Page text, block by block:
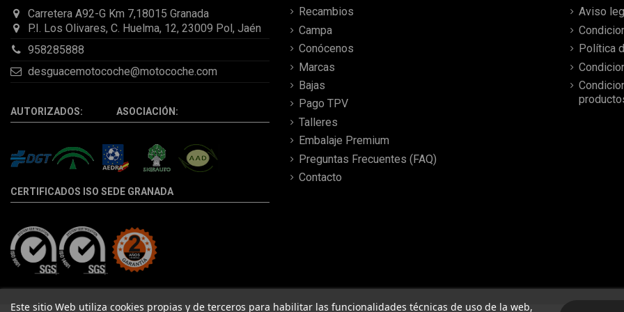
Carretera A92-G Km 7,18015 Granada
P.I. Los Olivares, C. Huelma, 12, 23009 Pol, Jaén
958285888
desguacemotocoche@motocoche.com
AUTORIZADOS: ASOCIACIÓN:
CERTIFICADOS ISO SEDE GRANADA
Recambios
Campa
Conócenos
Marcas
Bajas
Pago TPV
Talleres
Embalaje Premium
Preguntas Frecuentes (FAQ)
Contacto
Aviso
Política
Este sitio Web utiliza cookies propias y de terceros para habilitar las funcionalidades técnicas de uso de la web,